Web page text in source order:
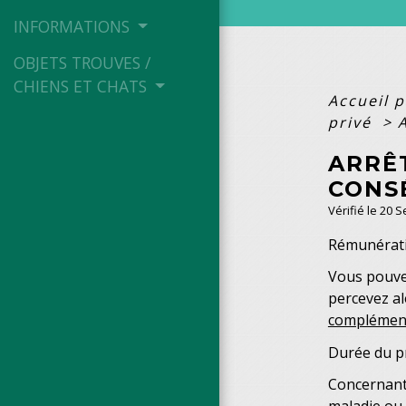
INFORMATIONS
OBJETS TROUVES /
CHIENS ET CHATS
Accueil
privé
>
Vérifié le 20
Vous
percevez
Durée du